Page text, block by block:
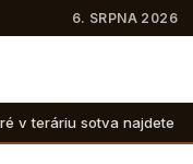
6. SRPNA 2026